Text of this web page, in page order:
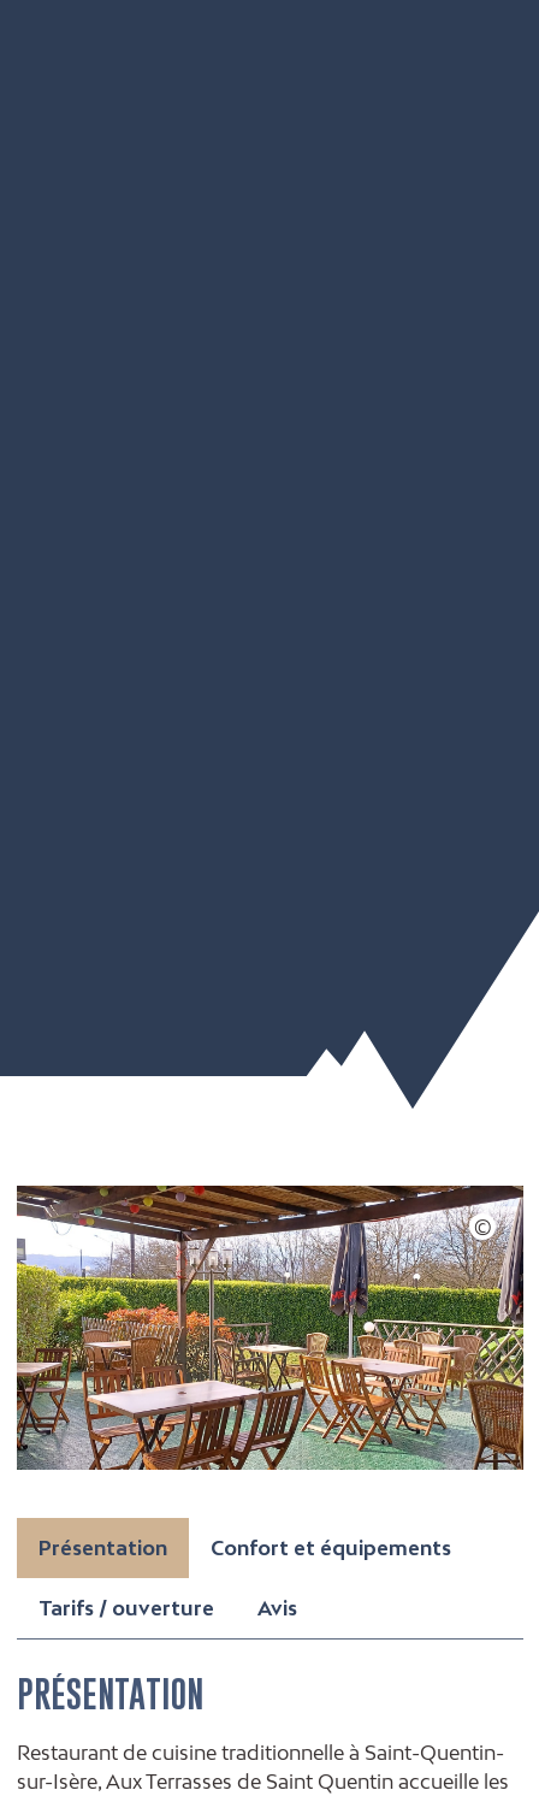
Présentation Confort et équipements
Tarifs / ouverture Avis
PRÉSENTATION
Restaurant de cuisine traditionnelle à Saint-Quentin-
sur-Isère, Aux Terrasses de Saint Quentin accueille les